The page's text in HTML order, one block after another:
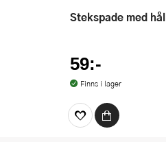
Stekspade med
59:-
Finns i lager